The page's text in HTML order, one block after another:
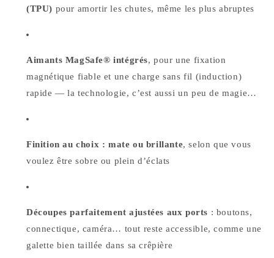
(TPU) pour amortir les chutes, même les plus abruptes
Aimants MagSafe® intégrés, pour une fixation
magnétique fiable et une charge sans fil (induction)
rapide — la technologie, c’est aussi un peu de magie…
Finition au choix : mate ou brillante, selon que vous
voulez être sobre ou plein d’éclats
Découpes parfaitement ajustées aux ports : boutons,
connectique, caméra… tout reste accessible, comme une
galette bien taillée dans sa crêpière